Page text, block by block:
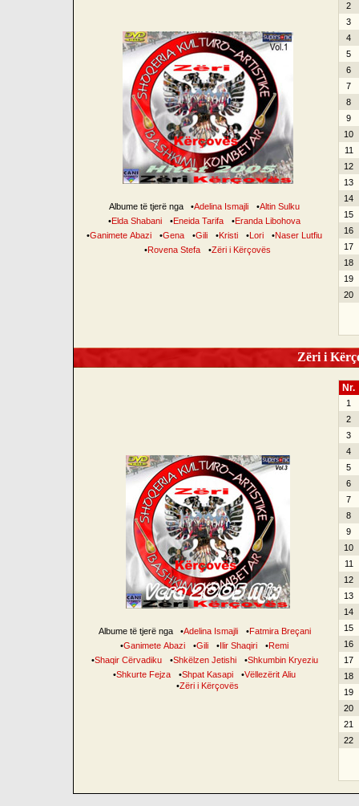
Albume të tjerë nga •Adelina Ismajli •Altin Sulku
•Elda Shabani •Eneida Tarifa •Eranda Libohova
•Ganimete Abazi •Gena •Gili •Kristi •Lori •Naser Lutfiu
•Rovena Stefa •Zëri i Kërçovës
2
3
4
5
6
7
8
9
10
11
12
13
14
15
16
17
18
19
20
Zëri i
Albume të tjerë nga •Adelina Ismajli •Fatmira Breçani
•Ganimete Abazi •Gili •Ilir Shaqiri •Remi
•Shaqir Cërvadiku •Shkëlzen Jetishi •Shkumbin Kryeziu
•Shkurte Fejza •Shpat Kasapi •Vëllezërit Aliu
•Zëri i Kërçovës
Nr.
1
2
3
4
5
6
7
8
9
10
11
12
13
14
15
16
17
18
19
20
21
22